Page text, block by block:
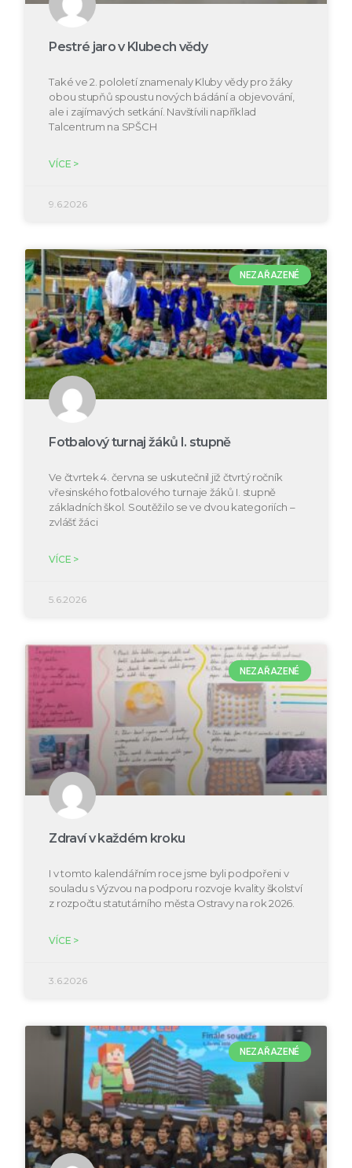
Pestré jaro v Klubech vědy
Také ve 2. pololetí znamenaly Kluby vědy pro žáky
obou stupňů spoustu nových bádání a objevování,
ale i zajímavých setkání. Navštívili například
Talcentrum na SPŠCH
VÍCE >
9.6.2026
NEZAŘAZENÉ
Fotbalový turnaj žáků I. stupně
Ve čtvrtek 4. června se uskutečnil již čtvrtý ročník
vřesinského fotbalového turnaje žáků I. stupně
základních škol. Soutěžilo se ve dvou kategoriích –
zvlášť žáci
VÍCE >
5.6.2026
NEZAŘAZENÉ
Zdraví v každém kroku
I v tomto kalendářním roce jsme byli podpořeni v
souladu s Výzvou na podporu rozvoje kvality školství
z rozpočtu statutárního města Ostravy na rok 2026.
VÍCE >
3.6.2026
NEZAŘAZENÉ